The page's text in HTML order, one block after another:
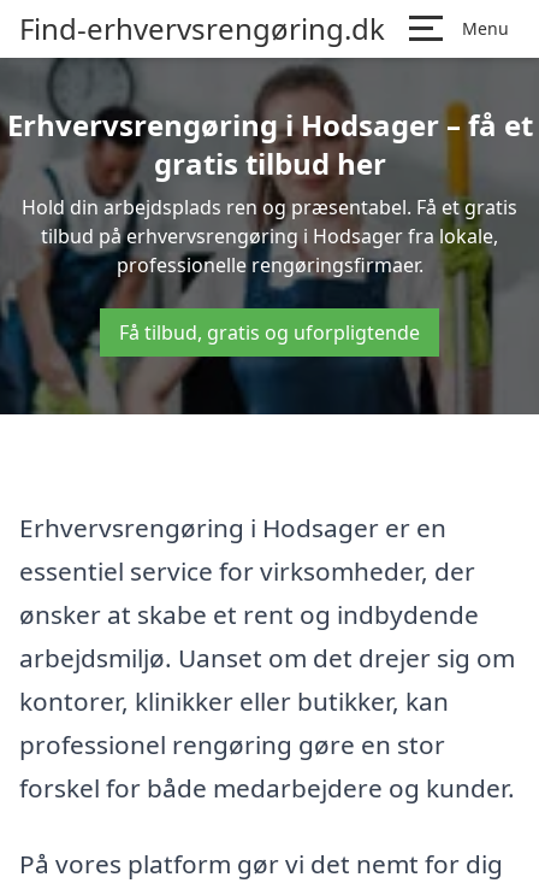
Find-erhvervsrengøring.dk Menu
Erhvervsrengøring i Hodsager – få et
gratis tilbud her
Hold din arbejdsplads ren og præsentabel. Få et gratis
tilbud på erhvervsrengøring i Hodsager fra lokale,
professionelle rengøringsfirmaer.
Få tilbud, gratis og uforpligtende
Erhvervsrengøring i Hodsager er en
essentiel service for virksomheder, der
ønsker at skabe et rent og indbydende
arbejdsmiljø. Uanset om det drejer sig om
kontorer, klinikker eller butikker, kan
professionel rengøring gøre en stor
forskel for både medarbejdere og kunder.
På vores platform gør vi det nemt for dig